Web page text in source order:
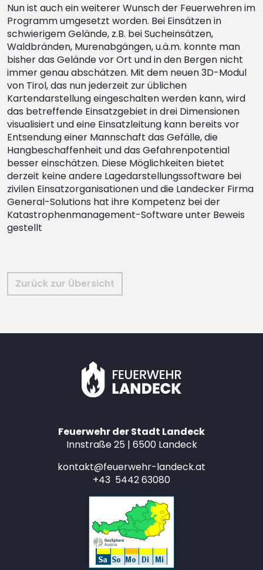
Nun ist auch ein weiterer Wunsch der Feuerwehren im
Programm umgesetzt worden. Bei Einsätzen in
schwierigem Gelände, z.B. bei Sucheinsätzen,
Waldbränden, Murenabgängen, u.ä.m. konnte man
bisher das Gelände vor Ort und in den Bergen nicht
immer genau abschätzen. Mit dem neuen 3D-Modul
von Tirol, das nun jederzeit zur üblichen
Kartendarstellung eingeschalten werden kann, wird
das betreffende Einsatzgebiet in drei Dimensionen
visualisiert und eine Einsatzleitung kann bereits vor
Entsendung einer Mannschaft das Gefälle, die
Hangbeschaffenheit und das Gefahrenpotential
besser einschätzen. Diese Möglichkeiten bietet
derzeit keine andere Lagedarstellungssoftware bei
zivilen Einsatzorganisationen und die Landecker Firma
General-Solutions hat ihre Kompetenz bei der
Katastrophenmanagement-Software unter Beweis
gestellt
Zurück zur Übersicht
Feuerwehr der Stadt Landeck
Innstraße 25 | 6500 Landeck
kontakt@feuerwehr-landeck.at
+43 5442 63080